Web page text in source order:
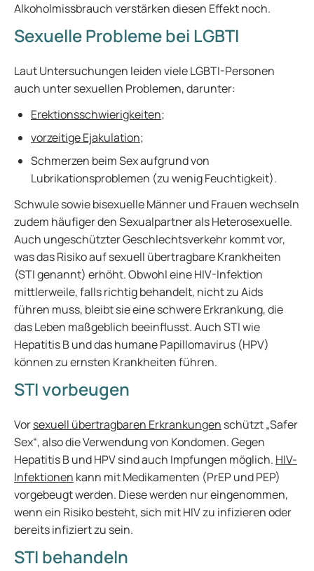
Alkoholmissbrauch verstärken diesen Effekt noch.
Sexuelle Probleme bei LGBTI
Laut Untersuchungen leiden viele LGBTI-Personen
auch unter sexuellen Problemen, darunter:
Erektionsschwierigkeiten;
vorzeitige Ejakulation;
Schmerzen beim Sex aufgrund von
Lubrikationsproblemen (zu wenig Feuchtigkeit).
Schwule sowie bisexuelle Männer und Frauen wechseln
zudem häufiger den Sexualpartner als Heterosexuelle.
Auch ungeschützter Geschlechtsverkehr kommt vor,
was das Risiko auf sexuell übertragbare Krankheiten
(STI genannt) erhöht. Obwohl eine HIV-Infektion
mittlerweile, falls richtig behandelt, nicht zu Aids
führen muss, bleibt sie eine schwere Erkrankung, die
das Leben maßgeblich beeinflusst. Auch STI wie
Hepatitis B und das humane Papillomavirus (HPV)
können zu ernsten Krankheiten führen.
STI vorbeugen
Vorsexuell übertragbaren Erkrankungen schützt „Safer
Sex“, also die Verwendung von Kondomen. Gegen
Hepatitis B und HPV sind auch Impfungen möglich. HIV-
Infektionen kann mit Medikamenten (PrEP und PEP)
vorgebeugt werden. Diese werden nur eingenommen,
wenn ein Risiko besteht, sich mit HIV zu infizieren oder
bereits infiziert zu sein.
STI behandeln